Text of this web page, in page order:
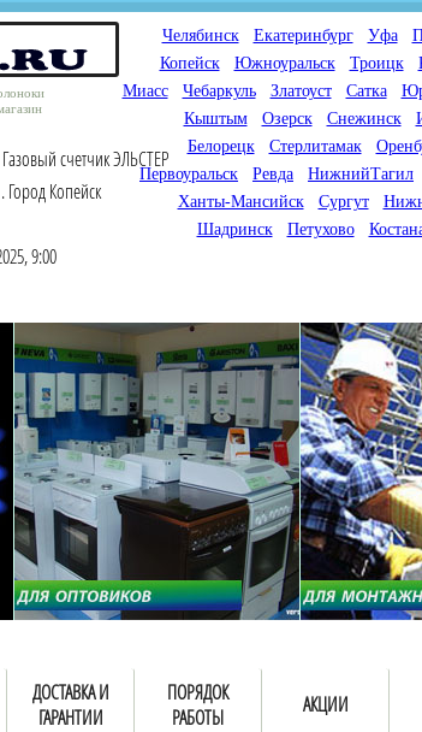
Челябинск Екатеринбург Уфа
Копейск
Южноуральск Троицк
Миасс
Чебаркуль Златоуст Сатка
Кыштым
Озерск Снежинск
Белорецк
Стерлитамак
Первоуральск
Ревда НижнийТагил
Ханты-Мансийск
Сургут
Шадринск
Петухово
счетчик ЭЛЬСТЕР
Копейск
9:00
Мы продаем газовые котлы
для отопления,
водонагреватели, счетчики
газа с доставкой по городам
России и Казахстана
Мы
снабжении
газового
Предлагаем
ассортимент
открытия
городе. Мы
продаваться.
ДОСТАВКА И
ГАРАНТИИ
ПОРЯДОК
РАБОТЫ
АКЦИИ